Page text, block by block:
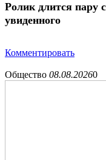
Ролик длится пару
увиденного
Комментировать
Общество 08.08.20260